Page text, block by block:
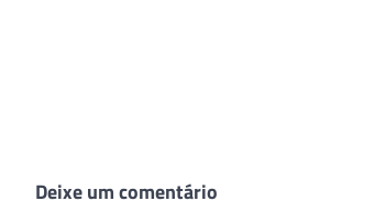
Deixe um comentário